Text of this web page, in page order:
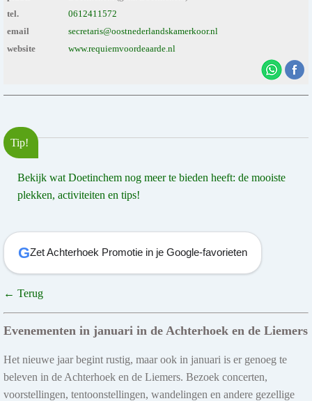
tel.
0612411572
email
secretaris@oostnederlandskamerkoor.nl
website
www.requiemvoordeaarde.nl
Tip!
Bekijk wat Doetinchem nog meer te bieden heeft: de mooiste
plekken, activiteiten en tips!
GZet Achterhoek Promotie in je Google-favorieten
← Terug
Evenementen in januari in de Achterhoek en de Liemers
Het nieuwe jaar begint rustig, maar ook in januari is er genoeg te
beleven in de Achterhoek en de Liemers. Bezoek concerten,
voorstellingen, tentoonstellingen, wandelingen en andere gezellige